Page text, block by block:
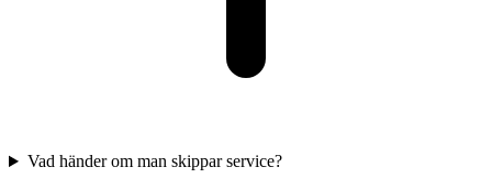
Vad händer om man skippar service?